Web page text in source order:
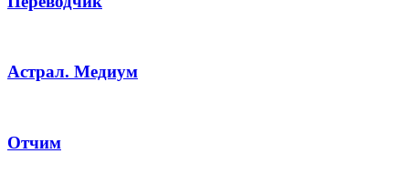
Астрал. Медиум
Отчим